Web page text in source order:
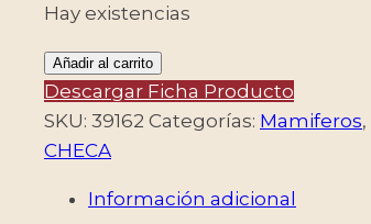
Hay existencias
REPUBLICA
CHECA/SELLOS,
2025
-
DEL
Añadir al carrito
Descargar Ficha Producto
SKU: 39162 Categorías: Mamiferos,
CHECA
Información adicional